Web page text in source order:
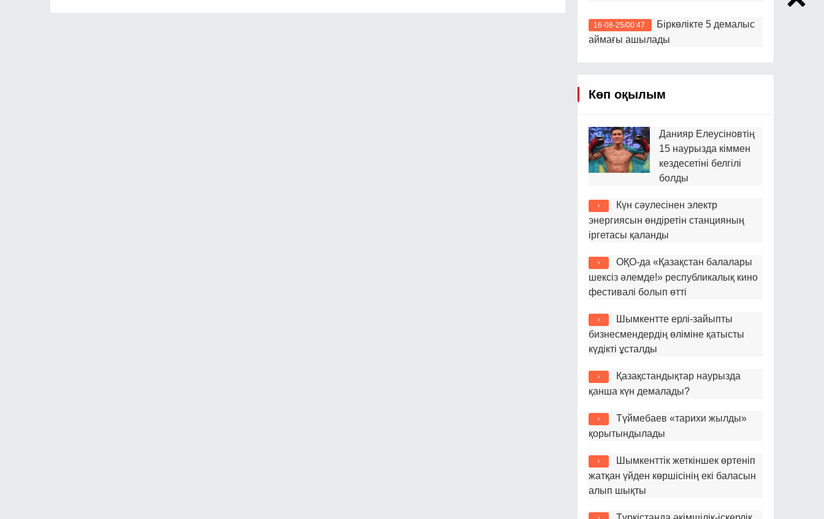
16-08-25/00:47
Біркөлікте 5 демалыс
аймағы ашылады
Көп оқылым
Данияр Елеусіновтің
15 наурызда кіммен
кездесетіні белгілі
болды
Күн сәулесінен электр
энергиясын өндіретін станцияның
іргетасы қаланды
ОҚО-да «Қазақстан балалары
шексіз әлемде!» республикалық кино
фестивалі болып өтті
Шымкентте ерлі-зайыпты
бизнесмендердің өліміне қатысты
күдікті ұсталды
Қазақстандықтар наурызда
қанша күн демалады?
Түймебаев «тарихи жылды»
қорытындылады
Шымкенттік жеткіншек өртеніп
жатқан үйден көршісінің екі баласын
алып шықты